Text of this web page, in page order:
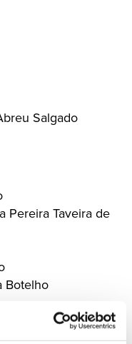
Salgado
Pereira Taveira de
Botelho